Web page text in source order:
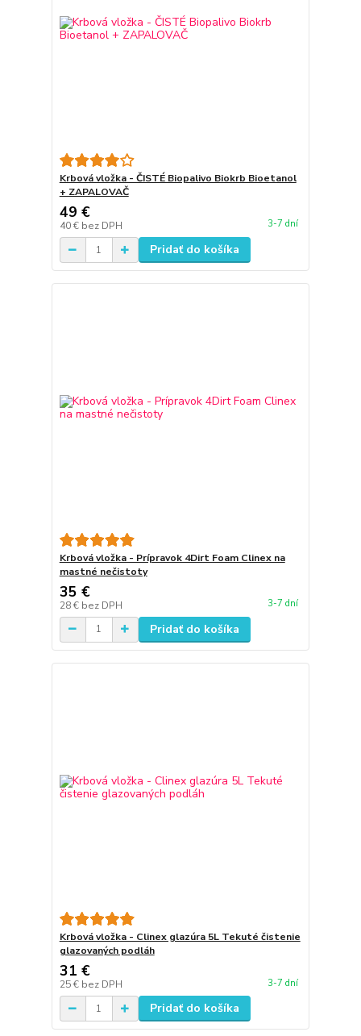
Krbová vložka - ČISTÉ Biopalivo Biokrb Bioetanol
+ ZAPALOVAČ
49 €
40 € bez DPH 3-7 dní
Pridať do košíka
Krbová vložka - Prípravok 4Dirt Foam Clinex na
mastné nečistoty
35 €
28 € bez DPH 3-7 dní
Pridať do košíka
Krbová vložka - Clinex glazúra 5L Tekuté čistenie
glazovaných podláh
31 €
25 € bez DPH 3-7 dní
Pridať do košíka